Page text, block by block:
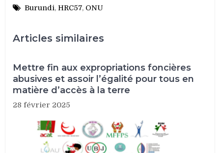
Burundi,HRC57, ONU
Articles similaires
Mettre fin aux expropriations foncières
abusives et assoir l’égalité pour tous en
matière d’accès à la terre
28 février 2025